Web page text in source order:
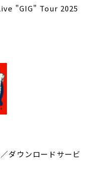
"GIG" Tour 2025
ダウンロードサービ